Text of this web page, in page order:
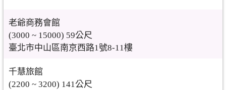
老爺商務會館
(3000 ~ 15000) 59公尺
臺北市中山區南京西路1號8-11樓
千慧旅館
(2200 ~ 3200) 141公尺